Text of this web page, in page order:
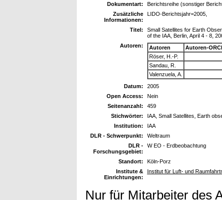
Dokumentart:
Berichtsreihe (sonstiger
Zusätzliche
Informationen:
LIDO-Berichtsjahr=2005,
Titel:
Small Satellites for Earth
of the IAA, Berlin, April 4 - 8,
Autoren:
Autoren
Autoren-
Röser, H.-P.
Sandau, R.
Valenzuela, A.
Datum:
2005
Open Access:
Nein
Seitenanzahl:
459
Stichwörter:
IAA, Small Satellites, Earth
Institution:
IAA
DLR - Schwerpunkt:
Weltraum
DLR -
Forschungsgebiet:
W EO - Erdbeobachtung
Standort:
Köln-Porz
Institute &
Einrichtungen:
Institut für Luft- und
Nur für Mitarbeiter des